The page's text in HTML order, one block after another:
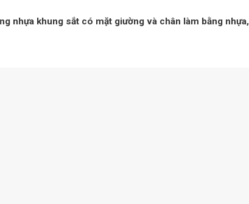
nhựa khung sắt có mặt giường và chân làm bằng